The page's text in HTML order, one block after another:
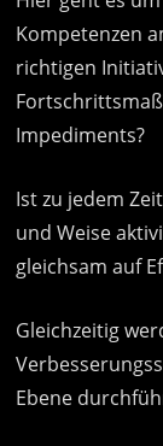
Kompetenzen
richtigen
Impediments?
Ist zu jedem
und Weise
gleichsam auf
Gleichzeitig
Ebene